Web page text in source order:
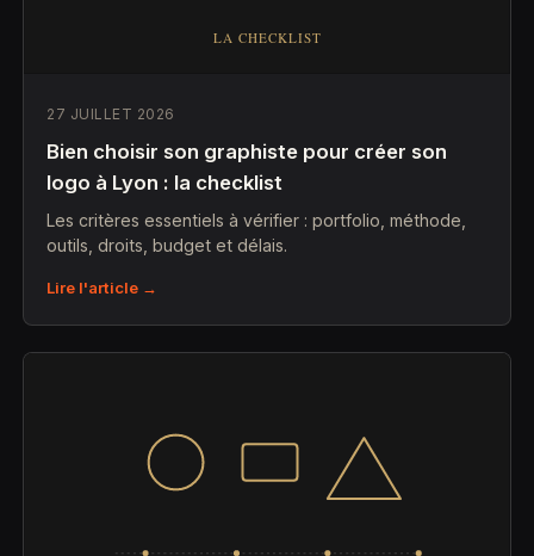
27 JUILLET 2026
Bien choisir son graphiste pour créer son
logo à Lyon : la checklist
Les critères essentiels à vérifier : portfolio, méthode,
outils, droits, budget et délais.
Lire l'article →